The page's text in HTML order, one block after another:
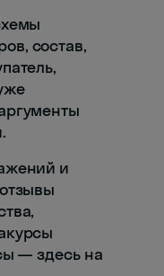
состав,
и
— здесь на